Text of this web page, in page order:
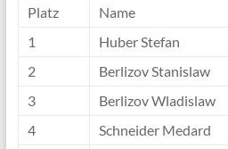
Platz Name
1
Huber Stefan
2
Berlizov Stanislaw
3
Berlizov Wladislaw
4
Schneider Medard